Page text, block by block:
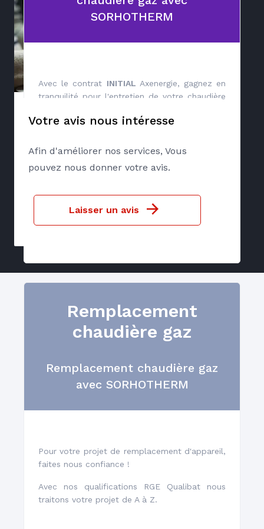
SORHOTHERM
Avec le contrat INITIAL Axenergie, gagnez en
tranquilité pour l'entretien de votre chaudière
à partir de 130 €HT
En savoir plus
Remplacement
chaudière gaz
Remplacement chaudière gaz
avec SORHOTHERM
Pour votre projet de remplacement d'appareil,
faites nous confiance !
Avec nos qualifications RGE Qualibat nous
traitons votre projet de A à Z.
Votre avis nous intéresse
Afin d'améliorer nos services, Vous
pouvez nous donner votre avis.
Laisser un avis
Dépannage, entretien 6/7
remplacement